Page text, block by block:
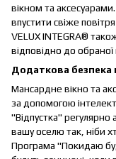
вікном та
впустити свіже
VELUX INTEGRA®
відповідно до
Додаткова безпека
Мансардне вікно та
за допомогою
"Відпустка"
вашу оселю так, ніби
Програма "Покидаю